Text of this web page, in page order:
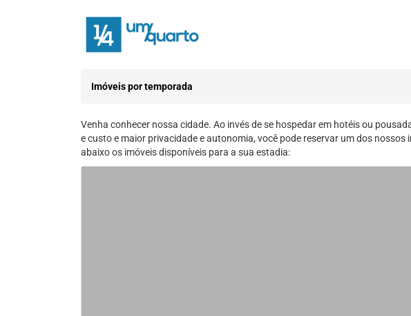
Imóveis por temporada
Venha conhecer nossa cidade. Ao invés de se hospedar em hotéis ou
e custo e maior privacidade e autonomia, você pode reservar um dos
abaixo os imóveis disponíveis para a sua estadia: